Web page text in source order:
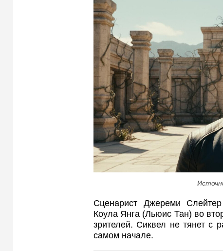
Сценарист Джереми
Коула Янга (Льюис Тан) во
зрителей. Сиквел не тянет с
самом начале.